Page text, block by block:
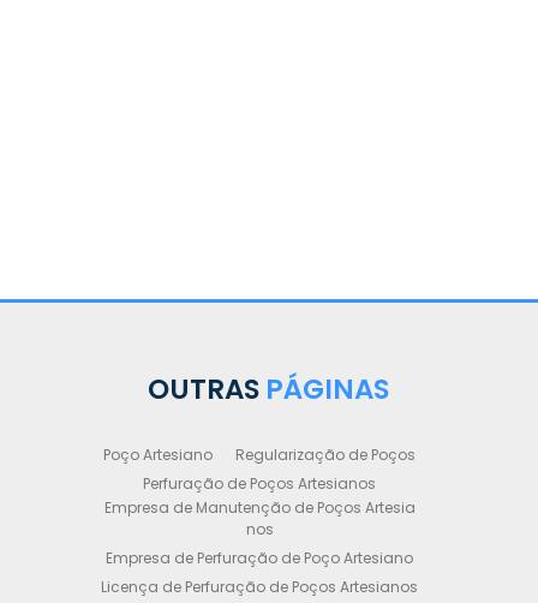
OUTRAS PÁGINAS
Poço Artesiano
Regularização de Poços
Perfuração de Poços Artesianos
Empresa de Manutenção de Poços Artesia
nos
Empresa de Perfuração de Poço Artesiano
Licença de Perfuração de Poços Artesianos